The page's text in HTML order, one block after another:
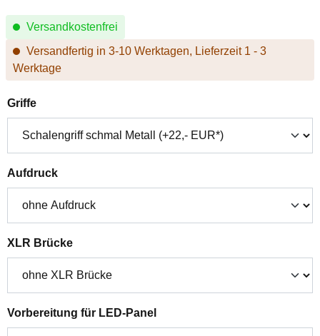
Versandkostenfrei
Versandfertig in 3-10 Werktagen, Lieferzeit 1 - 3
Werktage
Griffeauswählen
Aufdruckauswählen
XLR Brückeauswählen
Vorbereitung für LED-Panelauswählen